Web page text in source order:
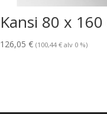
Kansi 80 x 160
126,05€ (100,44€ alv 0 %)